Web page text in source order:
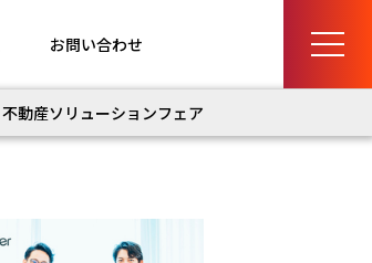
お問い合わせ
不動産ソリューションフェア